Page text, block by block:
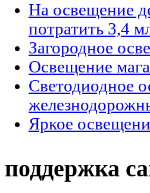
На освещение
потратить 3,4
Загородное
Освещение
Светодиодное
Яркое
поддержка